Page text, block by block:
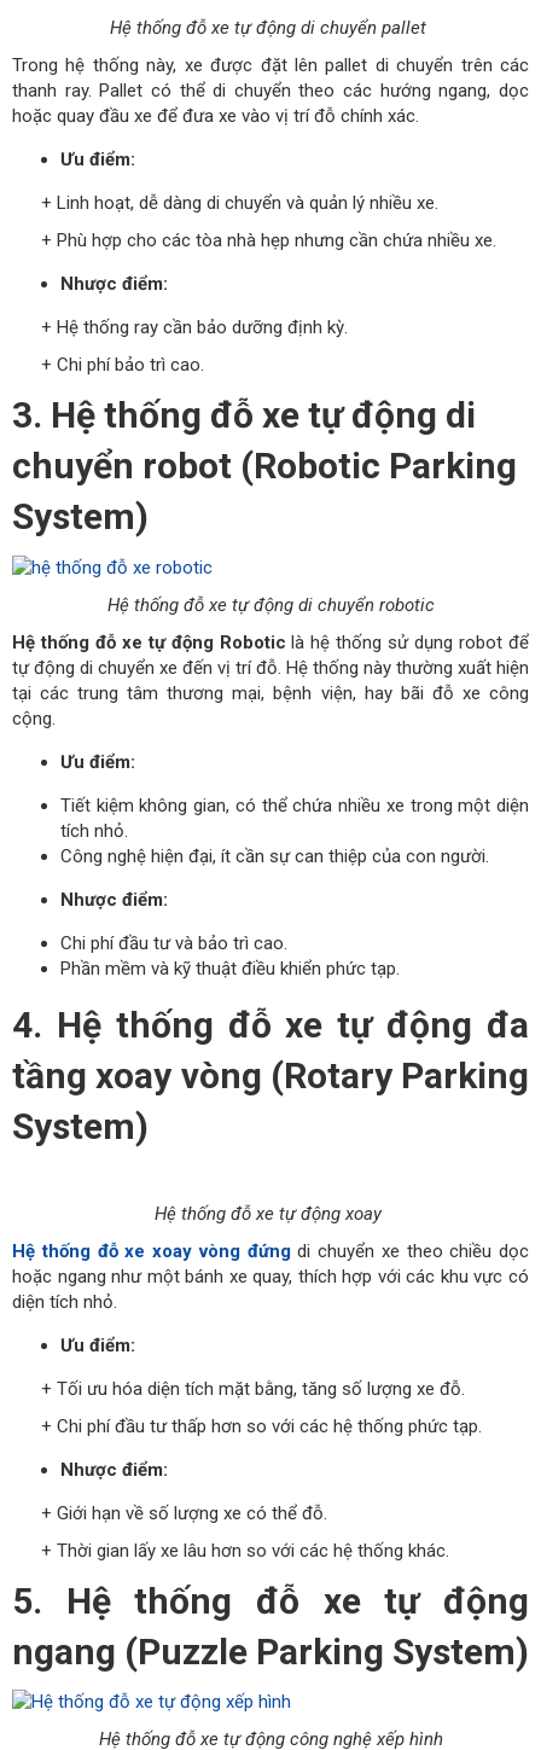
Hệ thống đỗ xe tự động di chuyển pallet
Trong hệ thống này, xe được đặt lên pallet di chuyển trên các
thanh ray. Pallet có thể di chuyển theo các hướng ngang, dọc
hoặc quay đầu xe để đưa xe vào vị trí đỗ chính xác.
Ưu điểm:
+ Linh hoạt, dễ dàng di chuyển và quản lý nhiều xe.
+ Phù hợp cho các tòa nhà hẹp nhưng cần chứa nhiều xe.
Nhược điểm:
+ Hệ thống ray cần bảo dưỡng định kỳ.
+ Chi phí bảo trì cao.
3. Hệ thống đỗ xe tự động di
chuyển robot (Robotic Parking
System)
Hệ thống đỗ xe tự động di chuyển robotic
Hệ thống đỗ xe tự động Robotic là hệ thống sử dụng robot để
tự động di chuyển xe đến vị trí đỗ. Hệ thống này thường xuất hiện
tại các trung tâm thương mại, bệnh viện, hay bãi đỗ xe công
cộng.
Ưu điểm:
Tiết kiệm không gian, có thể chứa nhiều xe trong một diện
tích nhỏ.
Công nghệ hiện đại, ít cần sự can thiệp của con người.
Nhược điểm:
Chi phí đầu tư và bảo trì cao.
Phần mềm và kỹ thuật điều khiển phức tạp.
4. Hệ thống đỗ xe tự động đa
tầng xoay vòng (Rotary Parking
System)
Hệ thống đỗ xe tự động xoay
Hệ thống đỗ xe xoay vòng đứngdi chuyển xe theo chiều dọc
hoặc ngang như một bánh xe quay, thích hợp với các khu vực có
diện tích nhỏ.
Ưu điểm:
+ Tối ưu hóa diện tích mặt bằng, tăng số lượng xe đỗ.
+ Chi phí đầu tư thấp hơn so với các hệ thống phức tạp.
Nhược điểm:
+ Giới hạn về số lượng xe có thể đỗ.
+ Thời gian lấy xe lâu hơn so với các hệ thống khác.
5. Hệ thống đỗ xe tự động
ngang (Puzzle Parking System)
Hệ thống đỗ xe tự động công nghệ xếp hình